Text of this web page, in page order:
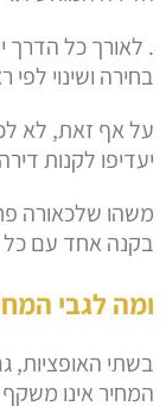
. לאורך כל הדרך
בחירה ושינוי לפי
על אף זאת, לא
יעדיפו לקנות
משהו שלכאורה
בקנה אחד עם כל
ומה לגבי
בשתי האופציות,
המחיר אינו